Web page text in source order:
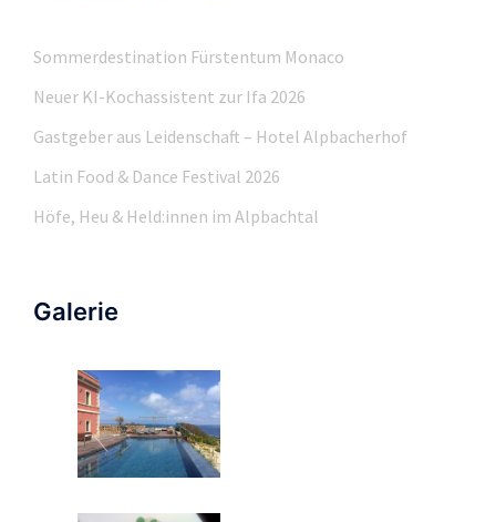
Sommerdestination Fürstentum Monaco
Neuer KI-Kochassistent zur Ifa 2026
Gastgeber aus Leidenschaft – Hotel Alpbacherhof
Latin Food & Dance Festival 2026
Höfe, Heu & Held:innen im Alpbachtal
Galerie